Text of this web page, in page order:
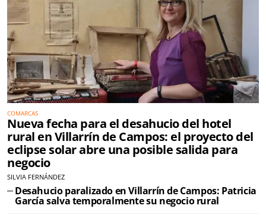
COMARCAS
Nueva fecha para el desahucio del hotel
rural en Villarrín de Campos: el proyecto del
eclipse solar abre una posible salida para
negocio
SILVIA FERNÁNDEZ
Desahucio paralizado en Villarrín de Campos: Patricia
García salva temporalmente su negocio rural